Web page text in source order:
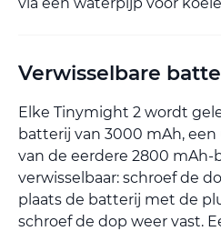
Verwisselbare
Elke Tinymight 2 wordt
batterij van 3000 mAh,
van de eerdere 2800 mAh-
verwisselbaar: schroef de
plaats de batterij met de
schroef de dop weer vast.